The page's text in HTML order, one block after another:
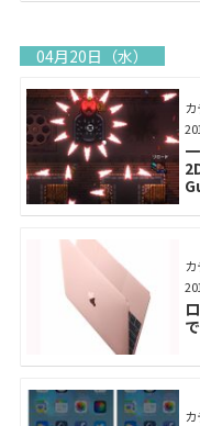
04月20日（水）
カ
カ
カ